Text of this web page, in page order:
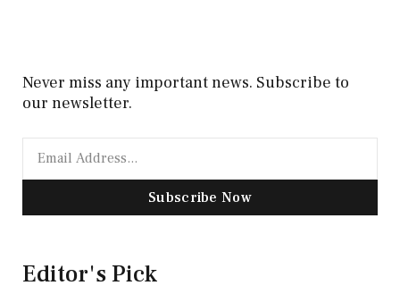
Never miss any important news. Subscribe to
our newsletter.
Subscribe Now
Editor's Pick